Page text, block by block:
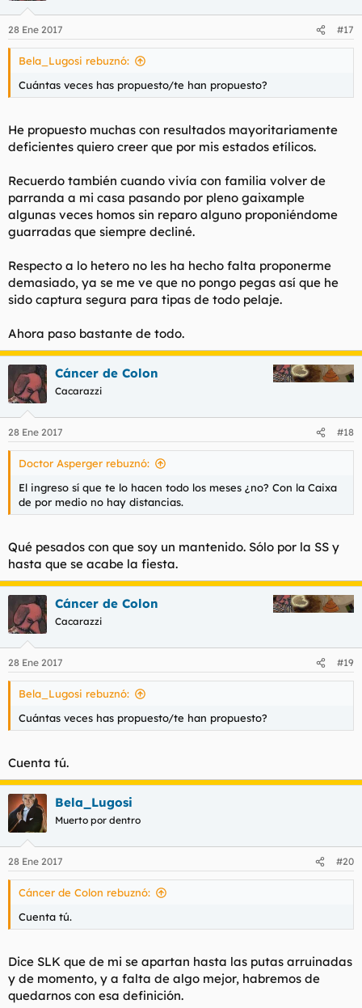
28 Ene 2017 #17
Bela_Lugosi rebuznó:
Cuántas veces has propuesto/te han propuesto?
He propuesto muchas con resultados mayoritariamente
deficientes quiero creer que por mis estados etílicos.
Recuerdo también cuando vivía con familia volver de
parranda a mi casa pasando por pleno gaixample
algunas veces homos sin reparo alguno proponiéndome
guarradas que siempre decliné.
Respecto a lo hetero no les ha hecho falta proponerme
demasiado, ya se me ve que no pongo pegas así que he
sido captura segura para tipas de todo pelaje.
Ahora paso bastante de todo.
Cáncer de Colon
Cacarazzi
28 Ene 2017 #18
Doctor Asperger rebuznó:
El ingreso sí que te lo hacen todo los meses ¿no? Con la Caixa
de por medio no hay distancias.
Qué pesados con que soy un mantenido. Sólo por la SS y
hasta que se acabe la fiesta.
Cáncer de Colon
Cacarazzi
28 Ene 2017 #19
Bela_Lugosi rebuznó:
Cuántas veces has propuesto/te han propuesto?
Cuenta tú.
Bela_Lugosi
Muerto por dentro
28 Ene 2017 #20
Cáncer de Colon rebuznó:
Cuenta tú.
Dice SLK que de mi se apartan hasta las putas arruinadas
y de momento, y a falta de algo mejor, habremos de
quedarnos con esa definición.